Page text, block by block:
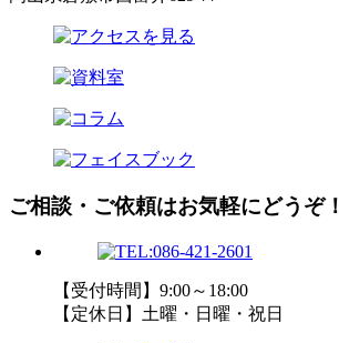
ご相談・ご依頼はお気軽にどうぞ！
【受付時間】9:00～18:00
【定休日】土曜・日曜・祝日